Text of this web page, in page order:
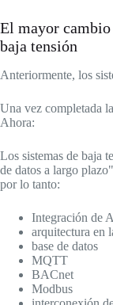
El mayor
baja tensión
Anteriormente, los
Una vez completada
Ahora:
Los sistemas de baja
de datos a largo
por lo tanto:
Integración de
arquitectura en
base de datos
MQTT
BACnet
Modbus